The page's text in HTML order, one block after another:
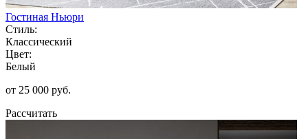
Гостиная Ньюри
Стиль:
Классический
Цвет:
Белый
от 25 000 руб.
Рассчитать